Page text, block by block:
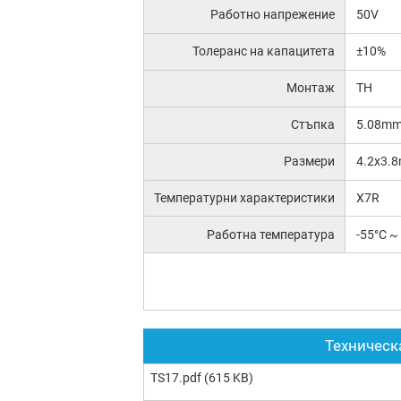
Работно напрежение 50V
Толеранс на капацитета ±10%
Монтаж TH
Стъпка
Размери
Температурни характеристики X7R
Работна температура -55°C ~
TS17.pdf (615 KB)